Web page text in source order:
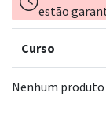
estão
Curso
Nenhum